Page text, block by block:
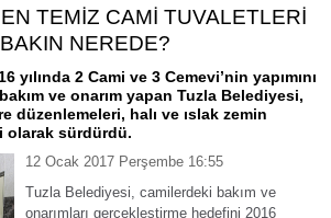
TEMİZ CAMİ TUVALETLERİ
BAKIN NEREDE?
yılında 2 Cami ve 3 Cemevi’nin yapımını
ve onarım yapan Tuzla Belediyesi,
düzenlemeleri, halı ve ıslak zemin
olarak sürdürdü.
12 Ocak 2017 Perşembe 16:55
Tuzla Belediyesi, camilerdeki bakım ve
onarımları gerçekleştirme hedefini 2016